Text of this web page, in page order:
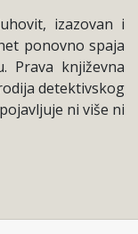
izazovan i
ponovno spaja
Prava književna
detektivskog
ni više ni